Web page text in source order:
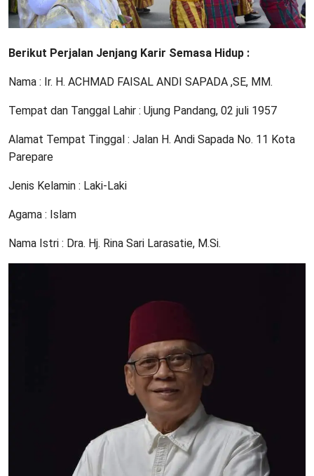
Berikut Perjalan Jenjang Karir Semasa Hidup :
Nama : Ir. H. ACHMAD FAISAL ANDI SAPADA ,SE, MM.
Tempat dan Tanggal Lahir : Ujung Pandang, 02 juli 1957
Alamat Tempat Tinggal : Jalan H. Andi Sapada No. 11 Kota
Parepare
Jenis Kelamin : Laki-Laki
Agama : Islam
Nama Istri : Dra. Hj. Rina Sari Larasatie, M.Si.